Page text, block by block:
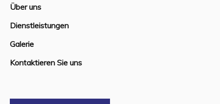
Über uns
Dienstleistungen
Galerie
Kontaktieren Sie uns